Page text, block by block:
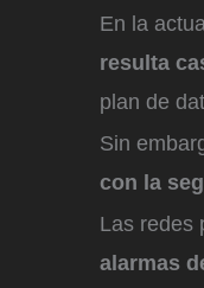
En la
resulta
plan de
Sin
con la
Las redes
alarmas